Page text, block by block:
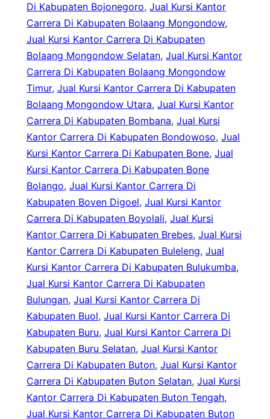
Di Kabupaten Bojonegoro, Jual Kursi Kantor
Carrera Di Kabupaten Bolaang Mongondow
Jual Kursi Kantor Carrera Di Kabupaten
Bolaang Mongondow Selatan, Jual Kursi Kantor
Carrera Di Kabupaten Bolaang Mongondow
Timur, Jual Kursi Kantor Carrera Di Kabupaten
Bolaang Mongondow Utara, Jual Kursi Kantor
Carrera Di Kabupaten Bombana, Jual Kursi
Kantor Carrera Di Kabupaten Bondowoso, Jual
Kursi Kantor Carrera Di Kabupaten Bone, Jual
Kursi Kantor Carrera Di Kabupaten Bone
Bolango, Jual Kursi Kantor Carrera Di
Kabupaten Boven Digoel, Jual Kursi Kantor
Carrera Di Kabupaten Boyolali, Jual Kursi
Kantor Carrera Di Kabupaten Brebes, Jual Kursi
Kantor Carrera Di Kabupaten Buleleng, Jual
Kursi Kantor Carrera Di Kabupaten Bulukumba
Jual Kursi Kantor Carrera Di Kabupaten
Bulungan, Jual Kursi Kantor Carrera Di
Kabupaten Buol, Jual Kursi Kantor Carrera Di
Kabupaten Buru, Jual Kursi Kantor Carrera Di
Kabupaten Buru Selatan, Jual Kursi Kantor
Carrera Di Kabupaten Buton, Jual Kursi Kantor
Carrera Di Kabupaten Buton Selatan, Jual Kursi
Kantor Carrera Di Kabupaten Buton Tengah
Jual Kursi Kantor Carrera Di Kabupaten Buton